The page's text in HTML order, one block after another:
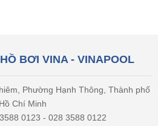
BƠI VINA - VINAPOOL
Phường Hạnh Thông, Thành phố
Hồ Chí Minh
0123 - 028 3588 0122